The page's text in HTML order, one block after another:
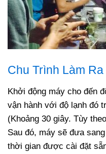
Chu Trình Làm
Khởi động máy cho đến
vận hành với độ lạnh đó
(Khoảng 30 giây. Tùy
Sau đó, máy sẽ đưa
thời gian được cài đặt